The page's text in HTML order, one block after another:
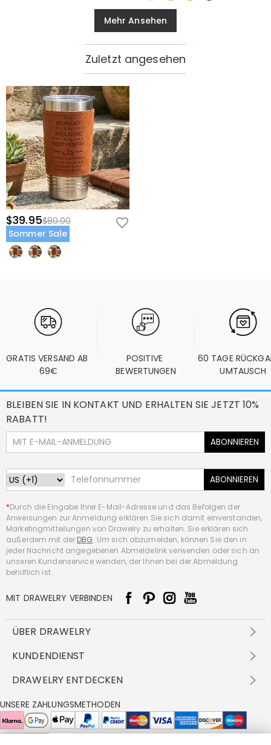
Mehr Ansehen
Zuletzt angesehen
$39.95$80.00
Sommer Sale
GRATIS VERSAND AB
69€
POSITIVE
BEWERTUNGEN
60 TAGE
UMTAUSCH
BLEIBEN SIE IN KONTAKT UND ERHALTEN SIE JETZT 10%
RABATT!
ABONNIEREN
ABONNIEREN
*Durch die Eingabe Ihrer E-Mail-Adresse und das Befolgen der
Anweisungen zur Anmeldung erklären Sie sich damit einverstanden,
Marketingmitteilungen von Drawelry zu erhalten. Sie erklären sich
außerdem mit der DBG. Um sich abzumelden, können Sie den in
jeder Nachricht angegebenen Abmeldelink verwenden oder sich an
unseren Kundenservice wenden, der Ihnen bei der Abmeldung
behilflich ist.
MIT DRAWELRY VERBINDEN
ÜBER DRAWELRY
Über Uns
DBG
FAQ
Cookie-Richtlinie
KUNDENDIENST
Versandbedingungen
Rückgabe & Umtausch
Pflegehinweis
DRAWELRY ENTDECKEN
Großhandelsangebot
Drawelry Prime
Bonusprogramm
UNSERE ZAHLUNGSMETHODEN